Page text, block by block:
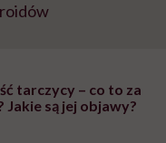
tarczycy – co to za
Jakie są jej objawy?